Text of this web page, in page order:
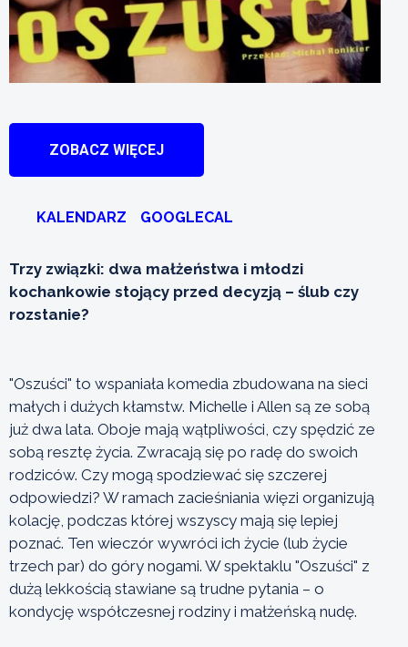
ZOBACZ WIĘCEJ
KALENDARZ GOOGLECAL
Trzy związki: dwa małżeństwa i młodzi
kochankowie stojący przed decyzją – ślub czy
rozstanie?
"Oszuści" to wspaniała komedia zbudowana na sieci
małych i dużych kłamstw. Michelle i Allen są ze sobą
już dwa lata. Oboje mają wątpliwości, czy spędzić ze
sobą resztę życia. Zwracają się po radę do swoich
rodziców. Czy mogą spodziewać się szczerej
odpowiedzi? W ramach zacieśniania więzi organizują
kolację, podczas której wszyscy mają się lepiej
poznać. Ten wieczór wywróci ich życie (lub życie
trzech par) do góry nogami. W spektaklu "Oszuści" z
dużą lekkością stawiane są trudne pytania – o
kondycję współczesnej rodziny i małżeńską nudę.